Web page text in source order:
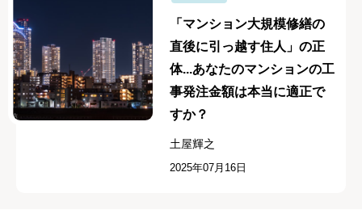
「マンション大規模修繕の
直後に引っ越す住人」の正
体...あなたのマンションの工
事発注金額は本当に適正で
すか？
土屋輝之
2025年07月16日